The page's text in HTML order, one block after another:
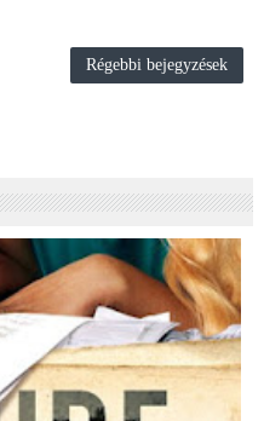
Régebbi bejegyzések